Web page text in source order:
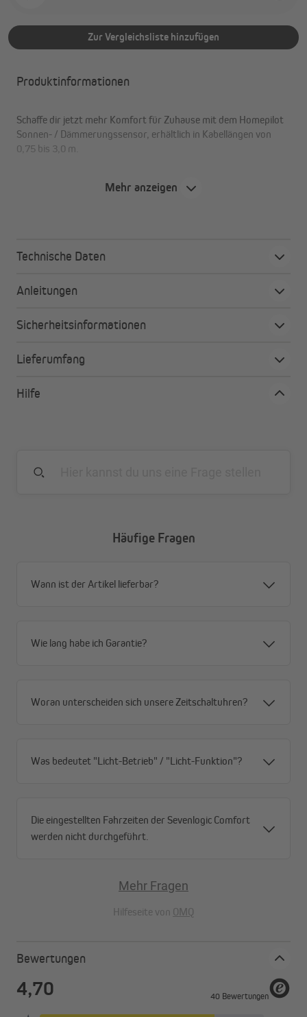
Zur Vergleichsliste hinzufügen
Produktinformationen
Schaffe dir jetzt mehr Komfort für Zuhause mit dem Homepilot
Sonnen- / Dämmerungssensor, erhältlich in Kabellängen von
0,75 bis 3,0 m.
automatische, helligkeitsabhängige
flexibel einsetzbar, verschiedene Längen erhältlich
Steuerung
für Ventilatoren oder Klimaanlagen aufgewendet werden
Einfache Montage per Saugnapf
Mehr anzeigen
Technische Daten
Anleitungen
Sicherheitsinformationen
Lieferumfang
Hilfe
Häufige Fragen
Wann ist der Artikel lieferbar?
Wie lang habe ich Garantie?
Woran unterscheiden sich unsere Zeitschaltuhren?
Was bedeutet "Licht-Betrieb" / "Licht-Funktion"?
Die eingestellten Fahrzeiten der Sevenlogic Comfort
werden nicht durchgeführt.
Mehr Fragen
Hilfeseite von OMQ
Bewertungen